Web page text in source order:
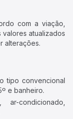
com a viação,
atualizados
alterações.
tipo convencional
e banheiro.
condicionado,